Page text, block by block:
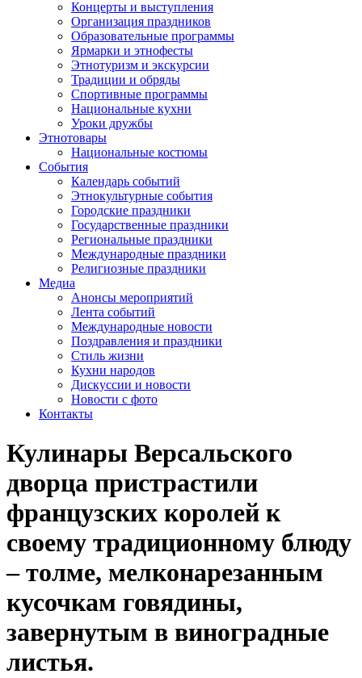
Концерты и выступления
Организация праздников
Образовательные программы
Ярмарки и этнофесты
Этнотуризм и экскурсии
Традиции и обряды
Спортивные программы
Национальные кухни
Уроки дружбы
Этнотовары
Национальные костюмы
События
Календарь событий
Этнокультурные события
Городские праздники
Государственные праздники
Региональные праздники
Международные праздники
Религиозные праздники
Медиа
Анонсы мероприятий
Лента событий
Международные новости
Поздравления и праздники
Cтиль жизни
Кухни народов
Дискуссии и новости
Новости с фото
Контакты
Кулинары Версальского
дворца пристрастили
французских королей к
своему традиционному блюду
– толме, мелконарезанным
кусочкам говядины,
завернутым в виноградные
листья.